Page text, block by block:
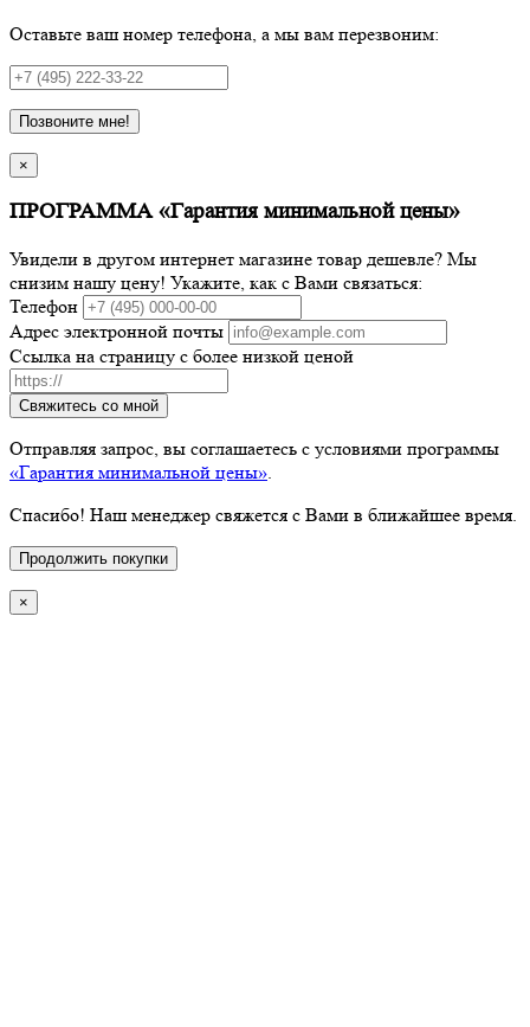
Оставьте ваш номер телефона, а мы вам перезвоним:
Позвоните мне!
×
ПРОГРАММА «Гарантия минимальной цены»
Увидели в другом интернет магазине товар дешевле? Мы
снизим нашу цену! Укажите, как с Вами связаться:
Телефон
Адрес электронной почты
Ссылка на страницу с более низкой ценой
Свяжитесь со мной
Отправляя запрос, вы соглашаетесь с условиями программы
«Гарантия минимальной цены».
Спасибо! Наш менеджер свяжется с Вами в ближайшее время.
Продолжить покупки
×